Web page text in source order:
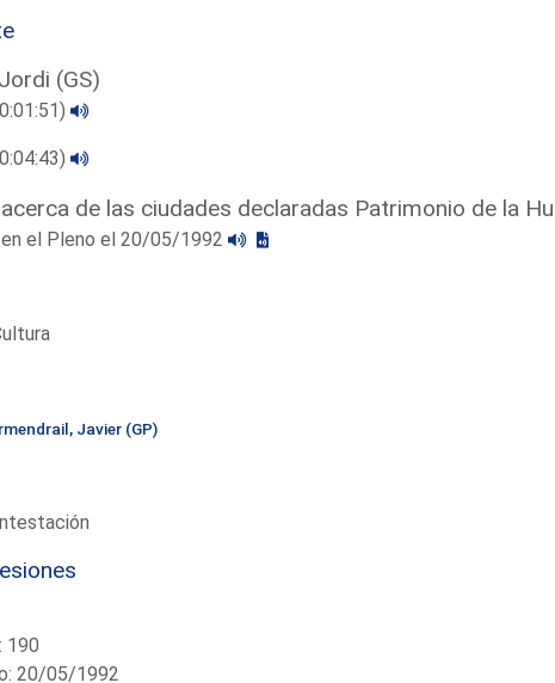
(GS)
de las ciudades declaradas Patrimonio de la
el Pleno el 20/05/1992
Javier (GP)
190
20/05/1992